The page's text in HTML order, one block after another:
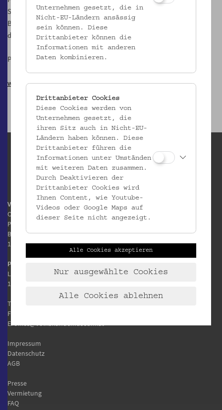
Sprachpflege ein Anliegen. Daher ist die Tagung auch zur
Begegnung und zum Austausch mit Sprachinselbewohnern unter
dem Motto „lebendige Sprachinseln“ konzipiert.
Programm und weitereInformationen zur Tagung
www.sprachinselverein.at
Volkskundemuseum Wien
Otto Wagner Areal
Pavillon 1
Baumgartner Höhe 1
1140 Wien
Postanschrift:
Laudongasse 15-19
1080 Wien
T:
F: +43 1 406 89 05.88
E:office@volkskundemuseum.at
Impressum
Datenschutz
AGB
Presse
Vermietung
FAQ
Unternehmen gesetzt, die in
Nicht-EU-Ländern ansässig
sein können. Diese
Drittanbieter können die
Informationen mit anderen
Daten kombinieren.
Drittanbieter Cookies
Diese Cookies werden von
Unternehmen gesetzt, die
ihren Sitz auch in Nicht-EU-
Ländern haben können. Diese
Drittanbieter führen die
Informationen unter Umständen
mit weiteren Daten zusammen.
Durch Deaktivieren der
Drittanbieter Cookies wird
Ihnen Content, wie Youtube-
Videos oder Google Maps auf
dieser Seite nicht angezeigt.
Alle Cookies akzeptieren
Nur ausgewählte Cookies
Alle Cookies ablehnen